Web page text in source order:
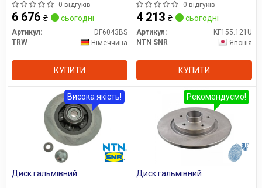
0 відгуків
6 676 ₴ сьогодні
Артикул:
DF6043BS
TRW
Німеччина
КУПИТИ
0 відгуків
4 213 ₴ сьогодні
Артикул:
KF155.121U
NTN SNR
Японія
КУПИТИ
Диск гальмівний
Висока якість!
Диск гальмівний
Рекомендуємо!